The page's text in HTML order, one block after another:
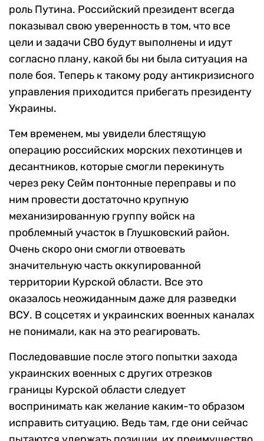
роль Путина. Российский президент всегда
показывал свою уверенность в том, что все
цели и задачи СВО будут выполнены и идут
согласно плану, какой бы ни была ситуация на
поле боя. Теперь к такому роду антикризисного
управления приходится прибегать президенту
Украины.
Тем временем, мы увидели блестящую
операцию российских морских пехотинцев и
десантников, которые смогли перекинуть
через реку Сейм понтонные переправы и по
ним провести достаточно крупную
механизированную группу войск на
проблемный участок в Глушковский район.
Очень скоро они смогли отвоевать
значительную часть оккупированной
территории Курской области. Все это
оказалось неожиданным даже для разведки
ВСУ. В соцсетях и украинских военных каналах
не понимали, как на это реагировать.
Последовавшие после этого попытки захода
украинских военных с других отрезков
границы Курской области следует
воспринимать как желание каким-то образом
исправить ситуацию. Ведь там, где они сейчас